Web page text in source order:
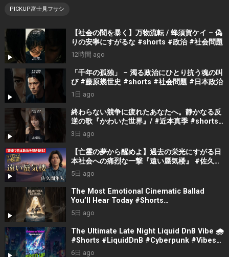
PICKUP富士見フサシ
【社会の闇を暴く】万物流転 / 蜂須賀ケイ – 偽
りの安寧にすがるな #shorts #政治 #社会問題
12時間 ago
「千年の孤独」 – 濁る政治にひとり抗う魂の叫
び #藤原幾世史 #shorts #社会問題 #日本政治
1日 ago
終わらない競争に疲れたあなたへ。静かなる反
逆の歌『かわいた世界』/ #近本真季 #shorts
#music
3日 ago
【亡霊の夢から醒めよ】過去の栄光にすがる日
本社会への痛烈な一撃『遠い蜃気楼』 #佐久間
隼人
5日 ago
The Most Emotional Cinematic Ballad
You’ll Hear Today #Shorts
#CinematicMusic #EmotionalVibes #Piano
5日 ago
The Ultimate Late Night Liquid DnB Vibe 🌧️
#Shorts #LiquidDnB #Cyberpunk #Vibes
#ElectronicMusic
6日 ago